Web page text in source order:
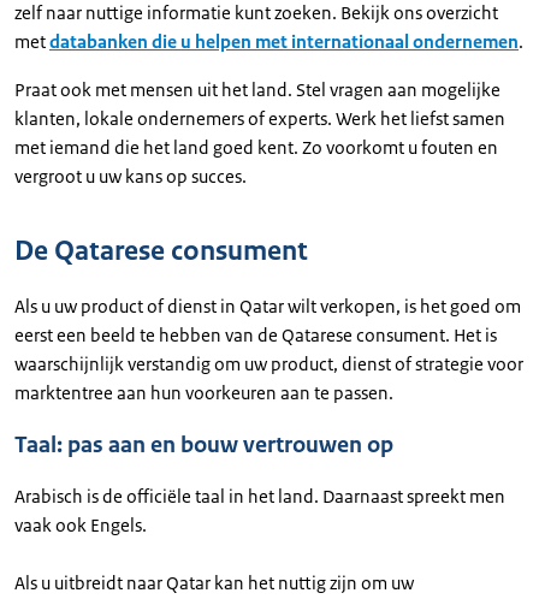
zelf naar nuttige informatie kunt zoeken. Bekijk ons overzicht
metdatabanken die u helpen met internationaal ondernemen.
Praat ook met mensen uit het land. Stel vragen aan mogelijke
klanten, lokale ondernemers of experts. Werk het liefst samen
met iemand die het land goed kent. Zo voorkomt u fouten en
vergroot u uw kans op succes.
De Qatarese consument
Als u uw product of dienst in Qatar wilt verkopen, is het goed om
eerst een beeld te hebben van de Qatarese consument. Het is
waarschijnlijk verstandig om uw product, dienst of strategie voor
marktentree aan hun voorkeuren aan te passen.
Taal: pas aan en bouw vertrouwen op
Arabisch is de officiële taal in het land. Daarnaast spreekt men
vaak ook Engels.
Als u uitbreidt naar Qatar kan het nuttig zijn om uw